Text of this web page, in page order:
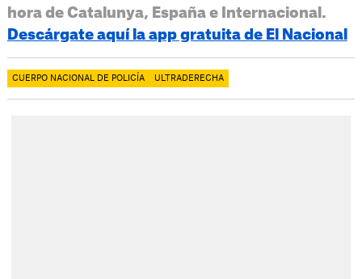
hora de Catalunya, España e Internacional.
Descárgate aquí la app gratuita de El Nacional
CUERPO NACIONAL DE POLICÍA ULTRADERECHA